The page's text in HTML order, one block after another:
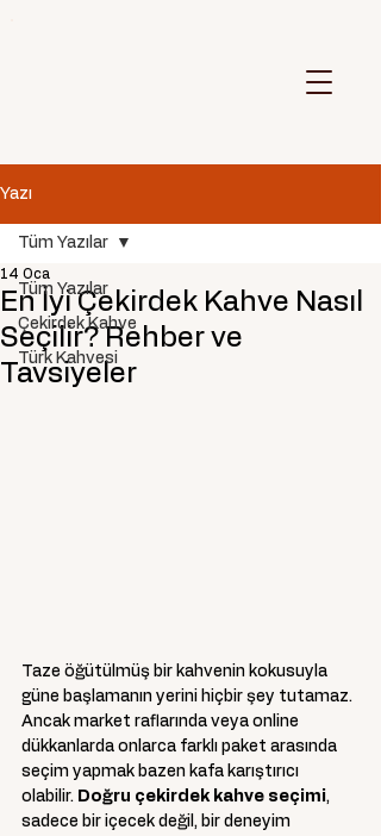
Yazı
Tüm Yazılar
Çekirdek Kahve
Türk Kahvesi
Tüm Yazılar
En İyi Çekirdek Kahve Nasıl
Seçilir? Rehber ve
Tavsiyeler
14 Oca
Taze öğütülmüş bir kahvenin kokusuyla
güne başlamanın yerini hiçbir şey tutamaz.
Ancak market raflarında veya online
dükkanlarda onlarca farklı paket arasında
seçim yapmak bazen kafa karıştırıcı
olabilir. Doğru çekirdek kahve seçimi,
sadece bir içecek değil, bir deneyim